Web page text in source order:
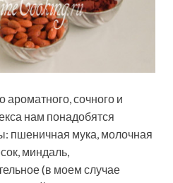
ароматного, сочного и
нам понадобятся
пшеничная мука, молочная
миндаль,
(в моем случае